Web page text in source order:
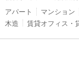
アパート マンション
木造
賃貸オフィス・